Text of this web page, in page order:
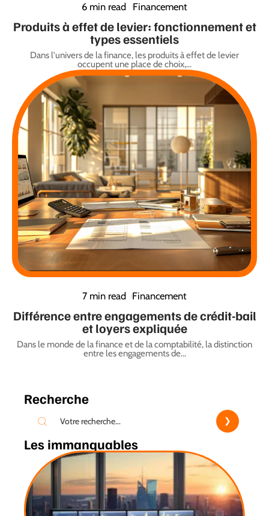
6 min read Financement
Produits à effet de levier: fonctionnement et
types essentiels
Dans l'univers de la finance, les produits à effet de levier
occupent une place de choix,…
7 min read Financement
Différence entre engagements de crédit-bail
et loyers expliquée
Dans le monde de la finance et de la comptabilité, la distinction
entre les engagements de…
Recherche
Les immanquables